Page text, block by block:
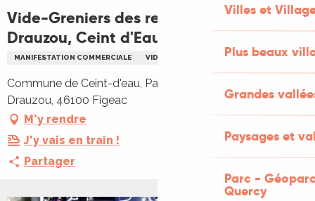
Villes et
Plus beaux
Grandes
Paysages et
Parc -
Quercy
Vide-Greniers des restos du coeur au
Drauzou, Ceint d'Eau
MANIFESTATION COMMERCIALE VIDE GRENIERS BRADERIE
Commune de Ceint-d'eau, Parking du Restaurant Le
Drauzou, 46100 Figeac
M'y rendre
J'y vais en train !
Partager